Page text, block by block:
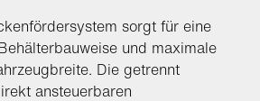
sorgt für eine
und maximale
Die getrennt
ansteuerbaren